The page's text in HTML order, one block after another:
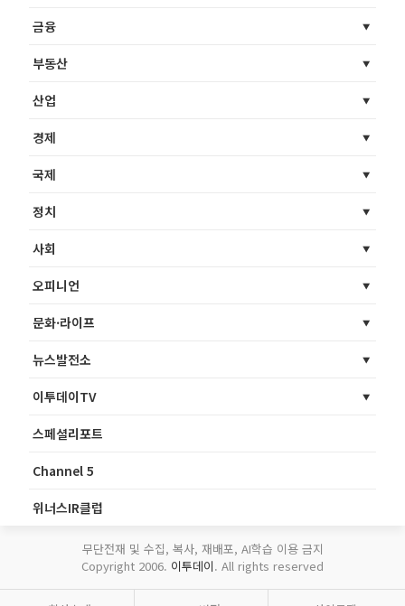
금융
부동산
산업
경제
국제
정치
사회
오피니언
문화·라이프
뉴스발전소
이투데이TV
스페셜리포트
Channel 5
위너스IR클럽
무단전재 및 수집, 복사, 재배포, AI학습 이용 금지
Copyright 2006. 이투데이. All rights reserved